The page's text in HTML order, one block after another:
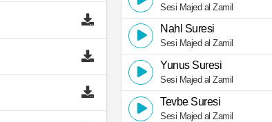
Sesi Majed al Zamil
Nahl Suresi
Sesi Majed al Zamil
Yunus Suresi
Sesi Majed al Zamil
Tevbe Suresi
Sesi Majed al Zamil